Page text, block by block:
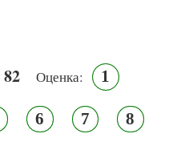
82 Оценка: 1
6 7 8